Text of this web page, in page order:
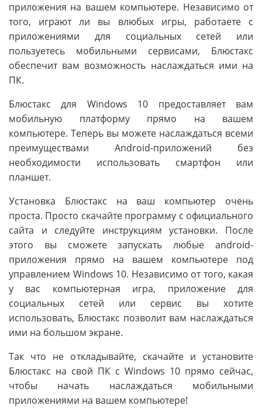
приложения на вашем компьютере. Независимо от
того, играют ли вы влюбых игры, работаете с
приложениями для социальных сетей или
пользуетесь мобильными сервисами, Блюстакс
обеспечит вам возможность наслаждаться ими на
ПК.
Блюстакс для Windows 10 предоставляет вам
мобильную платформу прямо на вашем
компьютере. Теперь вы можете наслаждаться всеми
преимуществами Android-приложений без
необходимости использовать смартфон или
планшет.
Установка Блюстакс на ваш компьютер очень
проста. Просто скачайте программу с официального
сайта и следуйте инструкциям установки. После
этого вы сможете запускать любые android-
приложения прямо на вашем компьютере под
управлением Windows 10. Независимо от того, какая
у вас компьютерная игра, приложение для
социальных сетей или сервис вы хотите
использовать, Блюстакс позволит вам наслаждаться
ими на большом экране.
Так что не откладывайте, скачайте и установите
Блюстакс на свой ПК с Windows 10 прямо сейчас,
чтобы начать наслаждаться мобильными
приложениями на вашем компьютере!